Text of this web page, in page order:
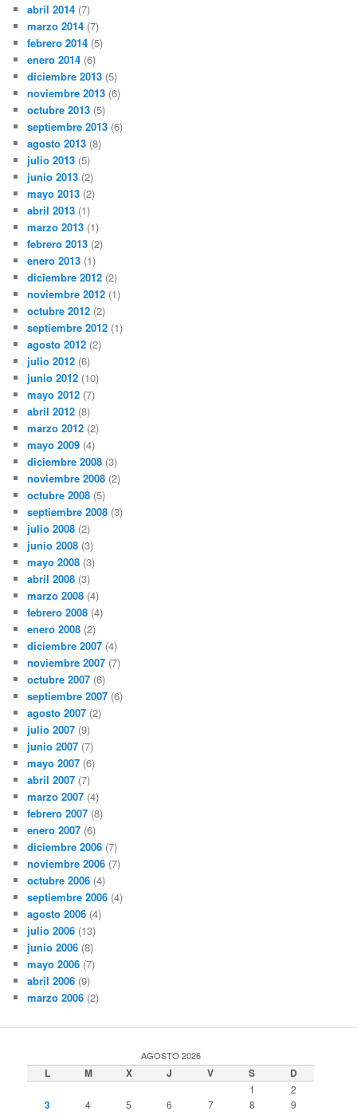
abril 2014 (7)
marzo 2014 (7)
febrero 2014 (5)
enero 2014 (6)
diciembre 2013 (5)
noviembre 2013 (6)
octubre 2013 (5)
septiembre 2013 (6)
agosto 2013 (8)
julio 2013 (5)
junio 2013 (2)
mayo 2013 (2)
abril 2013 (1)
marzo 2013 (1)
febrero 2013 (2)
enero 2013 (1)
diciembre 2012 (2)
noviembre 2012 (1)
octubre 2012 (2)
septiembre 2012 (1)
agosto 2012 (2)
julio 2012 (6)
junio 2012 (10)
mayo 2012 (7)
abril 2012 (8)
marzo 2012 (2)
mayo 2009 (4)
diciembre 2008 (3)
noviembre 2008 (2)
octubre 2008 (5)
septiembre 2008 (3)
julio 2008 (2)
junio 2008 (3)
mayo 2008 (3)
abril 2008 (3)
marzo 2008 (4)
febrero 2008 (4)
enero 2008 (2)
diciembre 2007 (4)
noviembre 2007 (7)
octubre 2007 (6)
septiembre 2007 (6)
agosto 2007 (2)
julio 2007 (9)
junio 2007 (7)
mayo 2007 (6)
abril 2007 (7)
marzo 2007 (4)
febrero 2007 (8)
enero 2007 (6)
diciembre 2006 (7)
noviembre 2006 (7)
octubre 2006 (4)
septiembre 2006 (4)
agosto 2006 (4)
julio 2006 (13)
junio 2006 (8)
mayo 2006 (7)
abril 2006 (9)
marzo 2006 (2)
AGOSTO 2026
L M X J V S D
1 2
3 4 5 6 7 8
9